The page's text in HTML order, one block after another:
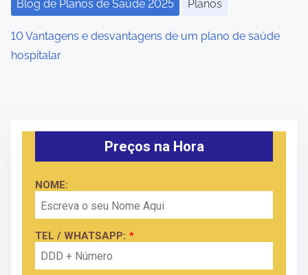
Blog de Planos de Saúde 2025 Planos
10 Vantagens e desvantagens de um plano de saúde
hospitalar